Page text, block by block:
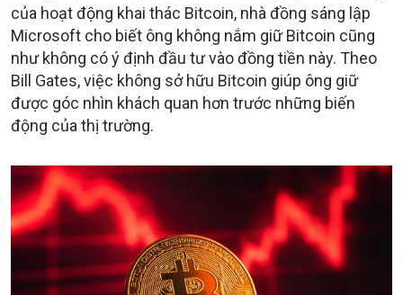
của hoạt động khai thác Bitcoin, nhà đồng sáng lập
Microsoft cho biết ông không nắm giữ Bitcoin cũng
như không có ý định đầu tư vào đồng tiền này. Theo
Bill Gates, việc không sở hữu Bitcoin giúp ông giữ
được góc nhìn khách quan hơn trước những biến
động của thị trường.